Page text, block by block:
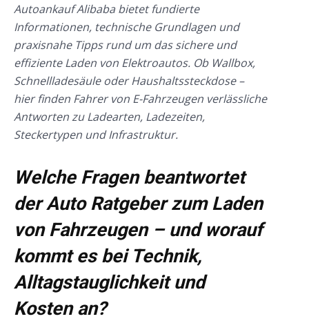
Autoankauf Alibaba bietet fundierte
Informationen, technische Grundlagen und
praxisnahe Tipps rund um das sichere und
effiziente Laden von Elektroautos. Ob Wallbox,
Schnellladesäule oder Haushaltssteckdose –
hier finden Fahrer von E-Fahrzeugen verlässliche
Antworten zu Ladearten, Ladezeiten,
Steckertypen und Infrastruktur.
Welche Fragen beantwortet
der Auto Ratgeber zum Laden
von Fahrzeugen – und worauf
kommt es bei Technik,
Alltagstauglichkeit und
Kosten an?